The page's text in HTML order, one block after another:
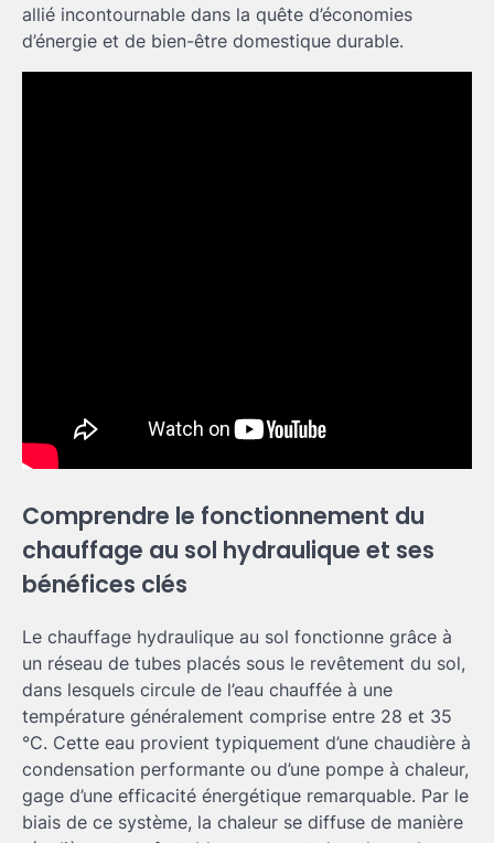
allié incontournable dans la quête d’économies
d’énergie et de bien-être domestique durable.
Comprendre le fonctionnement du
chauffage au sol hydraulique et ses
bénéfices clés
Le chauffage hydraulique au sol fonctionne grâce à
un réseau de tubes placés sous le revêtement du sol,
dans lesquels circule de l’eau chauffée à une
température généralement comprise entre 28 et 35
°C. Cette eau provient typiquement d’une chaudière à
condensation performante ou d’une pompe à chaleur,
gage d’une efficacité énergétique remarquable. Par le
biais de ce système, la chaleur se diffuse de manière